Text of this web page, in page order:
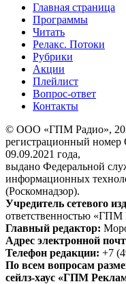
Главная страница
Программы
Читать
Релакс. Потоки
Рубрики
Акции
Плейлист
Вопрос-ответ
Контакты
© ООО «ГПМ Радио»,
регистрационный
09.09.2021 года,
выдано Федеральной
информационных
(Роскомнадзор).
Учредитель сетевого
ответственностью «ГПМ
Главный редактор:
Адрес электронной
Телефон редакции: +7
По всем вопросам
сейлз-хаус «ГПМ